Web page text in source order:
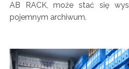
AB RACK, może stać się
pojemnym archiwum.